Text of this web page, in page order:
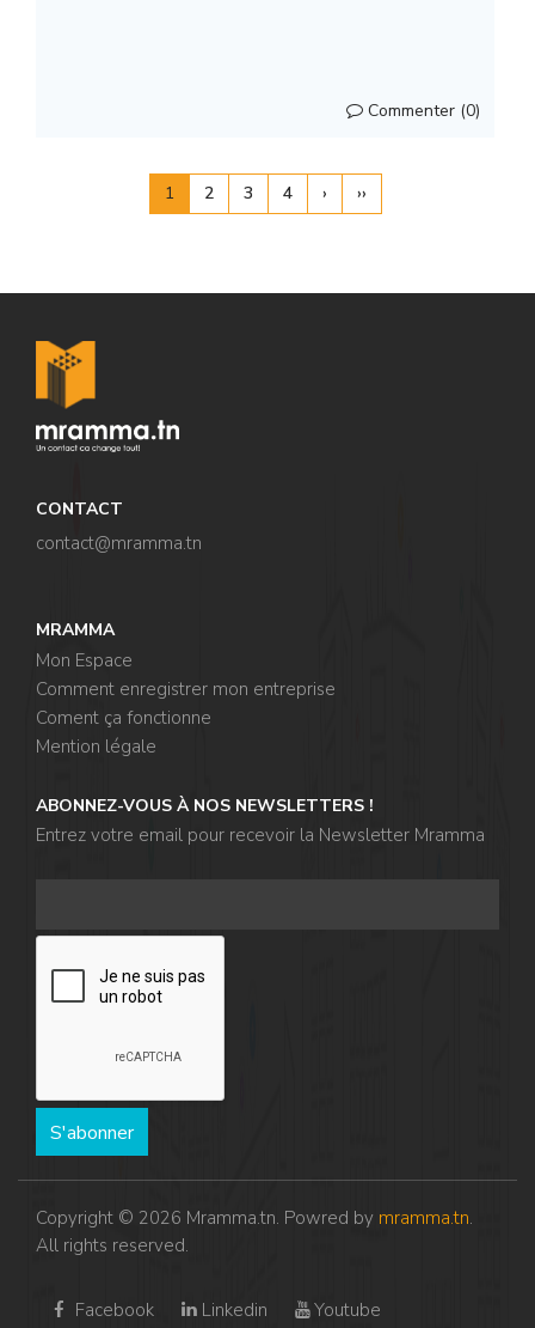
Commenter (0)
1 2 3 4 › ››
CONTACT
contact@mramma.tn
MRAMMA
Mon Espace
Comment enregistrer mon entreprise
Coment ça fonctionne
Mention légale
ABONNEZ-VOUS À NOS NEWSLETTERS !
Entrez votre email pour recevoir la Newsletter Mramma
S'abonner
Copyright © 2026 Mramma.tn. Powred by mramma.tn.
All rights reserved.
Facebook Linkedin Youtube